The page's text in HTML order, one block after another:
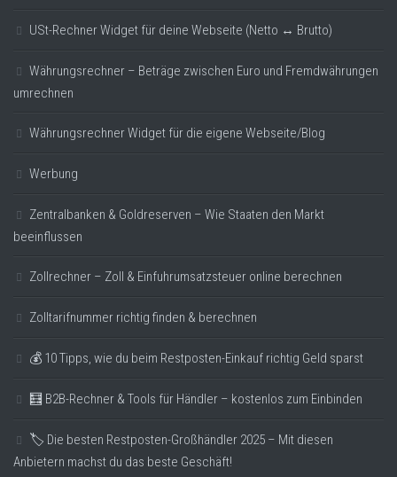
USt-Rechner Widget für deine Webseite (Netto ↔ Brutto)
Währungsrechner – Beträge zwischen Euro und Fremdwährungen
umrechnen
Währungsrechner Widget für die eigene Webseite/Blog
Werbung
Zentralbanken & Goldreserven – Wie Staaten den Markt
beeinflussen
Zollrechner – Zoll & Einfuhrumsatzsteuer online berechnen
Zolltarifnummer richtig finden & berechnen
💰 10 Tipps, wie du beim Restposten-Einkauf richtig Geld sparst
🧮 B2B-Rechner & Tools für Händler – kostenlos zum Einbinden
🏷️ Die besten Restposten-Großhändler 2025 – Mit diesen
Anbietern machst du das beste Geschäft!